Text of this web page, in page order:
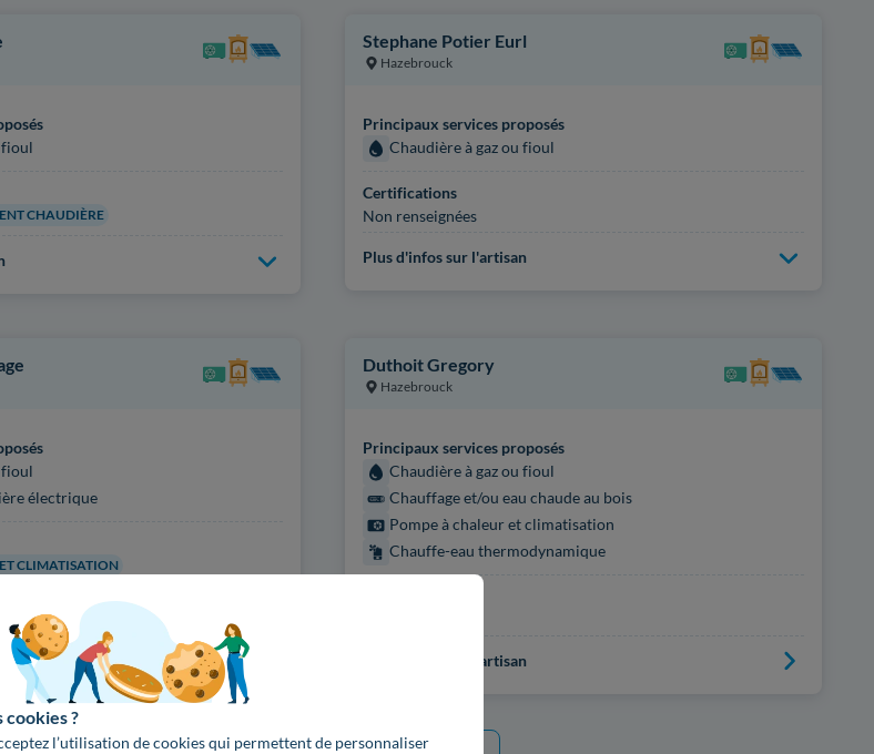
cookies ?
l’utilisation de cookies qui permettent de personnaliser
fioul
CHAUDIÈRE
Stephane Potier Eurl
Hazebrouck
Principaux services proposés
Chaudière à gaz ou fioul
Certifications
Non renseignées
Plus d'infos sur l'artisan
fioul
électrique
CLIMATISATION
Duthoit Gregory
Hazebrouck
Principaux services proposés
Chaudière à gaz ou fioul
Chauffage et/ou eau chaude au bois
Pompe à chaleur et climatisation
Chauffe-eau thermodynamique
Plus d'infos sur l'artisan